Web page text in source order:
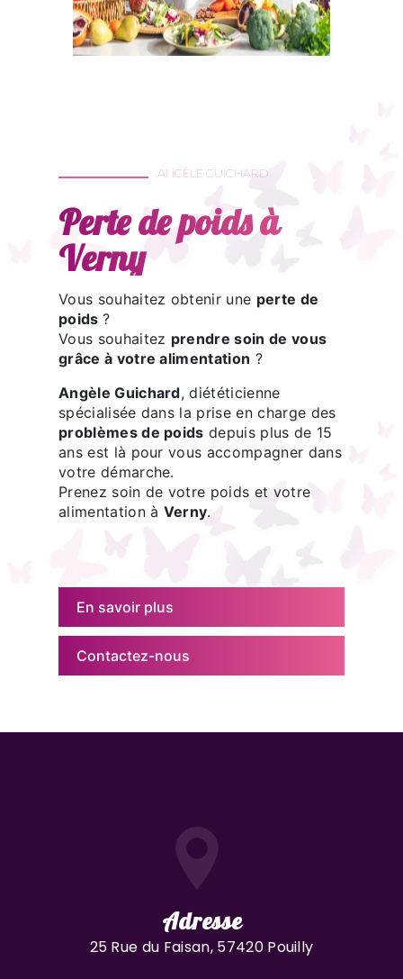
ANGÈLE GUICHARD
Perte de poids à
Verny
Vous souhaitez obtenir une perte de
poids ?
Vous souhaitez prendre soin de vous
grâce à votre alimentation ?
Angèle Guichard, diététicienne
spécialisée dans la prise en charge des
problèmes de poids depuis plus de 15
ans est là pour vous accompagner dans
votre démarche.
Prenez soin de votre poids et votre
alimentation à Verny.
En savoir plus
Contactez-nous
Adresse
25 Rue du Faisan, 57420 Pouilly